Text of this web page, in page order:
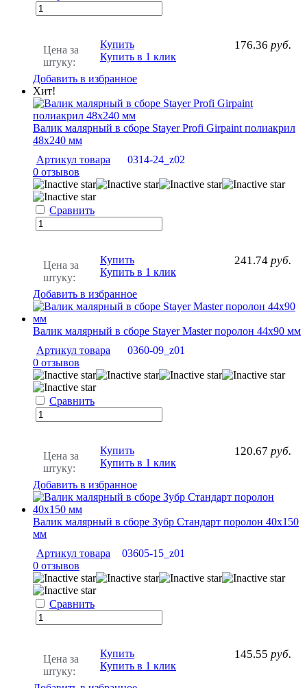
Цена за
штуку:
176.36 руб.
Купить
Купить в 1 клик
Добавить в избранное
Хит!
Валик малярный в сборе Stayer Profi Girpaint полиакрил
48х240 мм
Артикул товара
0314-24_z02
0 отзывов
Сравнить
Цена за
штуку:
241.74 руб.
Купить
Купить в 1 клик
Добавить в избранное
Валик малярный в сборе Stayer Master поролон 44x90 мм
Артикул товара
0360-09_z01
0 отзывов
Сравнить
Цена за
штуку:
120.67 руб.
Купить
Купить в 1 клик
Добавить в избранное
Валик малярный в сборе Зубр Стандарт поролон 40х150
мм
Артикул товара
03605-15_z01
0 отзывов
Сравнить
Цена за
штуку:
145.55 руб.
Купить
Купить в 1 клик